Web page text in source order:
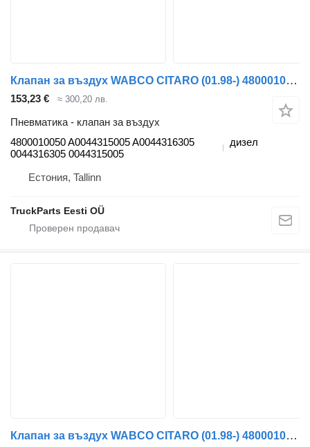
Клапан за въздух WABCO CITARO (01.98-) 4800010050 за автобус Mercedes-Benz Bus II (1996-)
153,23 € ≈ 300,20 лв.
Пневматика - клапан за въздух
4800010050 A0044315005 A0044316305
0044316305 0044315005
дизел
Естония, Tallinn
TruckParts Eesti OÜ
Клапан за въздух WABCO CITARO (01.98-) 4800010050 за автобус Mercedes-Benz Bus II (1996-)